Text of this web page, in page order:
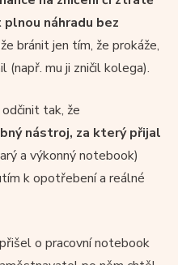
náhradu bez
bránit jen tím, že prokáže,
(např. mu ji zničil kolega).
tak, že
nástroj, za který přijal
a výkonný notebook)
k opotřebení a reálné
o pracovní notebook